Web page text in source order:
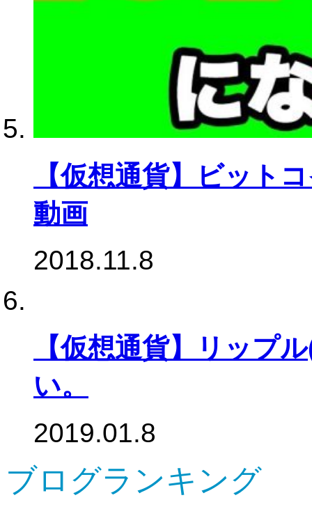
【仮想通貨】ビット
動画
2018.11.8
【仮想通貨】リップ
い。
2019.01.8
ブログランキング